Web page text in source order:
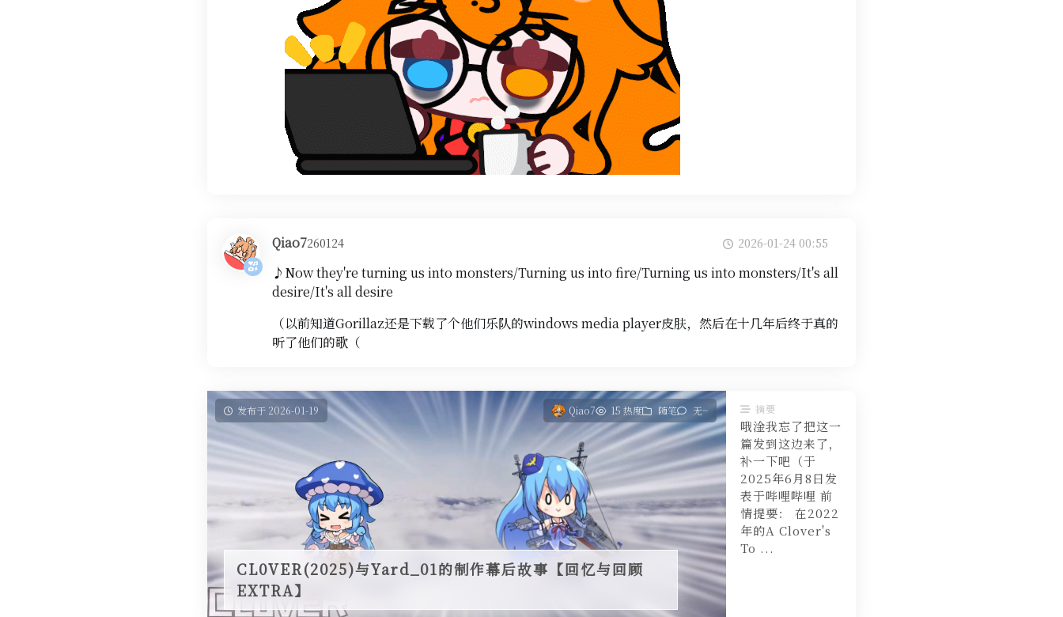
Qiao7260124 2026-01-24 00:55
♪Now they're turning us into monsters/Turning us into fire/Turning us into monsters/It's all
desire/It's all desire
（以前知道Gorillaz还是下载了个他们乐队的windows media player皮肤，然后在十几年后终于真的
听了他们的歌（
发布于 2026-01-19 Qiao7 15 热度 随笔 无~
CL0VER(2025)与Yard_01的制作幕后故事【回忆与回顾
EXTRA】
摘要
哦淦我忘了把这一
篇发到这边来了，
补一下吧（于
2025年6月8日发
表于哔哩哔哩 前
情提要： 在2022
年的A Clover's
To ...